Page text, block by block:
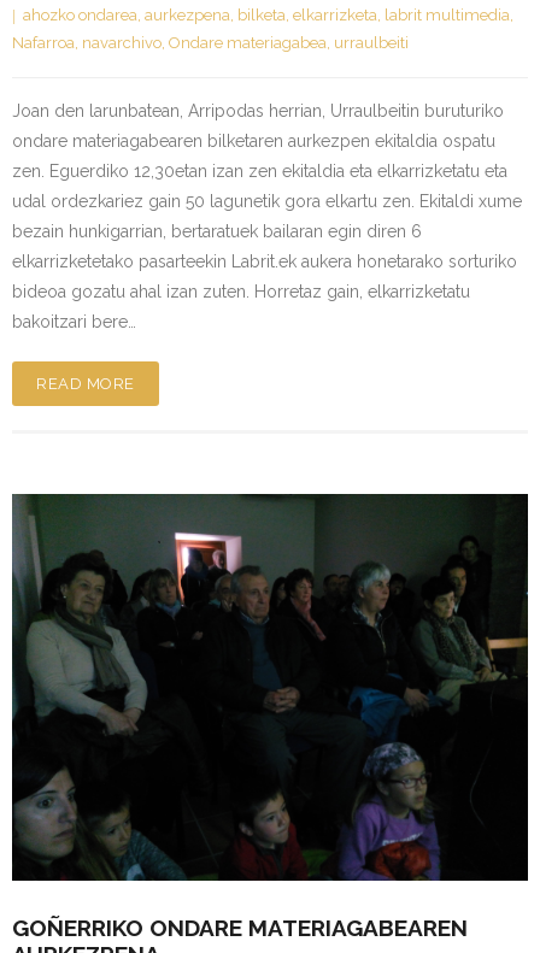
ahozko ondarea aurkezpena bilketa elkarrizketa labrit multimedia
Nafarroa navarchivo Ondare materiagabea urraulbeiti
Joan den larunbatean, Arripodas herrian, Urraulbeitin buruturiko
ondare materiagabearen bilketaren aurkezpen ekitaldia ospatu
zen. Eguerdiko 12,30etan izan zen ekitaldia eta elkarrizketatu eta
udal ordezkariez gain 50 lagunetik gora elkartu zen. Ekitaldi xume
bezain hunkigarrian, bertaratuek bailaran egin diren 6
elkarrizketetako pasarteekin Labrit.ek aukera honetarako sorturiko
bideoa gozatu ahal izan zuten. Horretaz gain, elkarrizketatu
bakoitzari bere…
READ MORE
GOÑERRIKO ONDARE MATERIAGABEAREN